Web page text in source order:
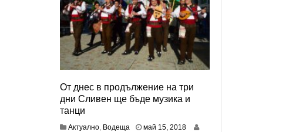
От днес в продължение на три
дни Сливен ще бъде музика и
танци
Актуално Водеща май 15, 2018ю